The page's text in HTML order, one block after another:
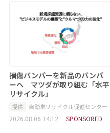
損傷バンパーを新品のバンパ
ーへ マツダが取り組む「水平
リサイクル」
提供 自動車リサイクル促進センター
2026.08.06 14:12 SPONSORED